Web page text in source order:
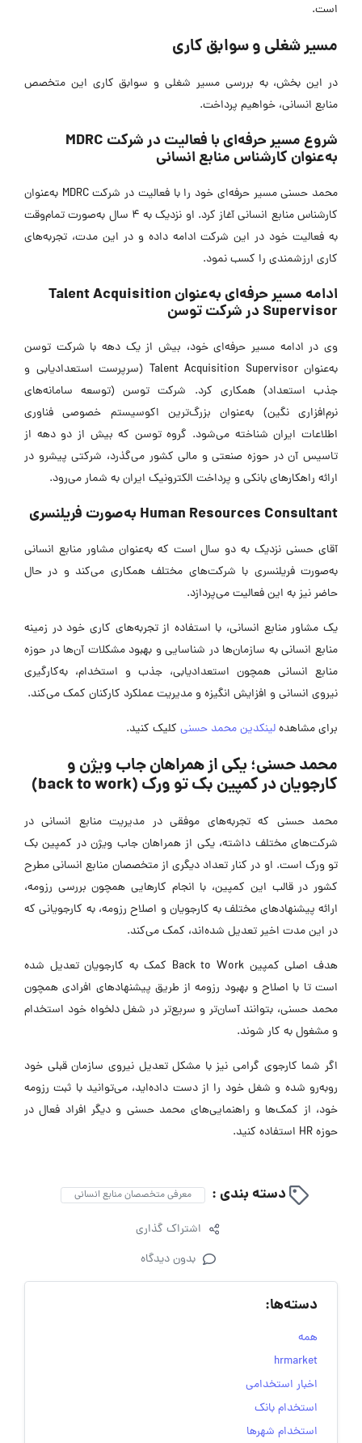
است.
مسیر شغلی و سوابق کاری
در این بخش، به بررسی مسیر شغلی و سوابق کاری این متخصص
منابع انسانی، خواهیم پرداخت.
شروع مسیر حرفه‌ای با فعالیت در شرکت MDRC
به‌عنوان کارشناس منابع انسانی
محمد حسنی مسیر حرفه‌ای خود را با فعالیت در شرکت MDRC به‌عنوان
کارشناس منابع انسانی آغاز کرد. او نزدیک به 4 سال به‌صورت تمام‌وقت
به فعالیت خود در این شرکت ادامه داده و در این مدت، تجربه‌های
کاری ارزشمندی را کسب نمود.
ادامه مسیر حرفه‌ای به‌عنوان Talent Acquisition
Supervisor در شرکت توسن
وی در ادامه مسیر حرفه‌ای خود، بیش از یک دهه با شرکت توسن
به‌عنوان Talent Acquisition Supervisor (سرپرست استعدادیابی و
جذب استعداد) همکاری کرد. شرکت توسن (توسعه سامانه‌های
نرم‌افزاری نگین) به‌عنوان بزرگ‌ترین اکوسیستم خصوصی فناوری
اطلاعات ایران شناخته می‌شود. گروه توسن که بیش از دو دهه از
تاسیس آن در حوزه صنعتی و مالی کشور می‌گذرد، شرکتی پیشرو در
ارائه راهکارهای بانکی و پرداخت الکترونیک ایران به شمار می‌رود.
Human Resources Consultant به‌صورت فریلنسری
آقای حسنی نزدیک به دو سال است که به‌عنوان مشاور منابع انسانی
به‌صورت فریلنسری با شرکت‌های مختلف همکاری می‌کند و در حال
حاضر نیز به این فعالیت می‌پردازد.
یک مشاور منابع انسانی، با استفاده از تجربه‌های کاری خود در زمینه
منابع انسانی به سازمان‌ها در شناسایی و بهبود مشکلات آن‌ها در حوزه
منابع انسانی همچون استعدادیابی، جذب و استخدام، به‌کارگیری
نیروی انسانی و افزایش انگیزه و مدیریت عملکرد کارکنان کمک می‌کند.
برای مشاهدهلینکدین محمد حسنی کلیک کنید.
محمد حسنی؛ یکی از همراهان جاب ویژن و
کارجویان در کمپین بک تو ورک (back to work)
محمد حسنی که تجربه‌های موفقی در مدیریت منابع انسانی در
شرکت‌های مختلف داشته، یکی از همراهان جاب ویژن در کمپین بک
تو ورک است. او در کنار تعداد دیگری از متخصصان منابع انسانی مطرح
کشور در قالب این کمپین، با انجام کارهایی همچون بررسی رزومه،
ارائه پیشنهادهای مختلف به کارجویان و اصلاح رزومه، به کارجویانی که
در این مدت اخیر تعدیل شده‌اند، کمک می‌کند.
هدف اصلی کمپین Back to Work کمک به کارجویان تعدیل شده
است تا با اصلاح و بهبود رزومه از طریق پیشنهادهای افرادی همچون
محمد حسنی، بتوانند آسان‌تر و سریع‌تر در شغل دلخواه خود استخدام
و مشغول به کار شوند.
اگر شما کارجوی گرامی نیز با مشکل تعدیل نیروی سازمان قبلی خود
روبه‌رو شده و شغل خود را از دست داده‌اید، می‌توانید با ثبت رزومه
خود، از کمک‌ها و راهنمایی‌های محمد حسنی و دیگر افراد فعال در
حوزه HR استفاده کنید.
دسته بندی : معرفی متخصصان منابع انسانی
اشتراک گذاری
بدون دیدگاه
دسته‌ها:
همه
hrmarket
اخبار استخدامی
استخدام بانک
استخدام شهرها